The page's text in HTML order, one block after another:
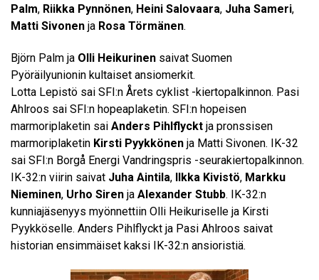
Palm, Riikka Pynnönen, Heini Salovaara, Juha Sameri,
Matti Sivonen ja Rosa Törmänen.
Björn Palm ja Olli Heikurinen saivat Suomen
Pyöräilyunionin kultaiset ansiomerkit.
Lotta Lepistö sai SFI:n Årets cyklist -kiertopalkinnon. Pasi
Ahlroos sai SFI:n hopeaplaketin. SFI:n hopeisen
marmoriplaketin sai Anders Pihlflyckt ja pronssisen
marmoriplaketin Kirsti Pyykkönen ja Matti Sivonen. IK-32
sai SFI:n Borgå Energi Vandringspris -seurakiertopalkinnon.
IK-32:n viirin saivat Juha Aintila, Ilkka Kivistö, Markku
Nieminen, Urho Siren ja Alexander Stubb. IK-32:n
kunniajäsenyys myönnettiin Olli Heikuriselle ja Kirsti
Pyykköselle. Anders Pihlflyckt ja Pasi Ahlroos saivat
historian ensimmäiset kaksi IK-32:n ansioristiä.